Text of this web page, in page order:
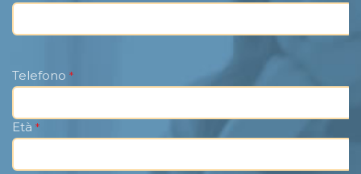
Telefono *
Età *